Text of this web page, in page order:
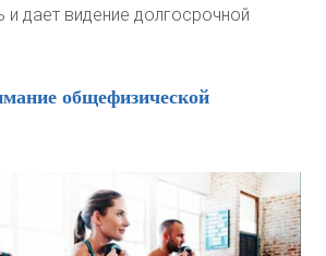
и дает видение долгосрочной
общефизической